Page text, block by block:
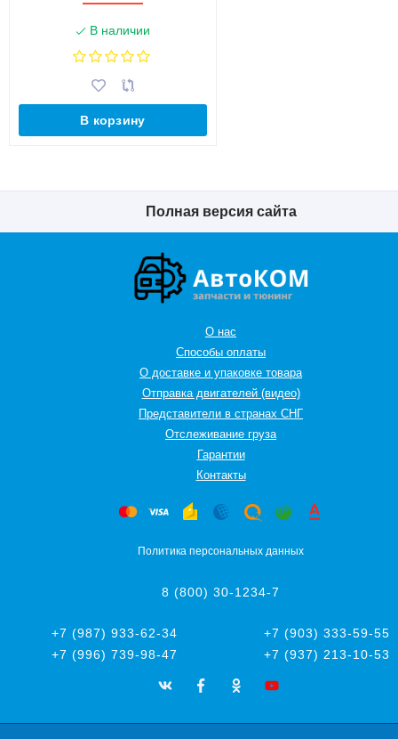
В наличии
В корзину
Полная версия сайта
О нас
Способы оплаты
О доставке и упаковке товара
Отправка двигателей (видео)
Представители в странах СНГ
Oтслеживание груза
Гарантии
Контакты
Политика персональных данных
8 (800) 30-1234-7
+7 (987) 933-62-34
+7 (903) 333-59-55
+7 (996) 739-98-47
+7 (937) 213-10-53